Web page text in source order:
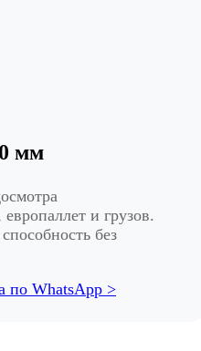
мм
и грузов.
без
по WhatsApp >